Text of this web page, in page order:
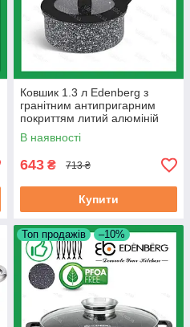
Ковшик 1.3 л Edenberg з
гранітним антипригарним
покриттям литий алюміній
(EB-3327)
В наявності
643 ₴ 713 ₴
Купити
Топ продажів –10%